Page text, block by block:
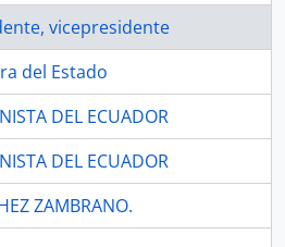
vicepresidente
del Estado
DEL ECUADOR
DEL ECUADOR
ZAMBRANO.